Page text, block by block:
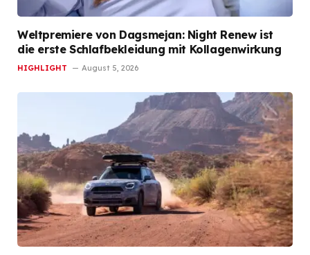
Weltpremiere von Dagsmejan: Night Renew ist
die erste Schlafbekleidung mit Kollagenwirkung
HIGHLIGHT August 5, 2026